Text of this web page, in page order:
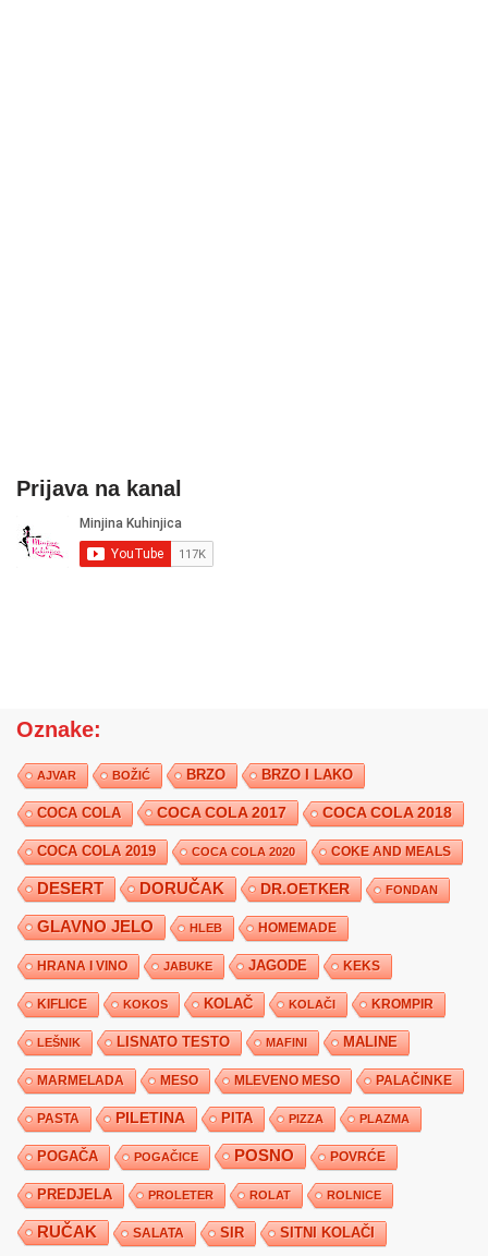
Prijava na kanal
Oznake:
AJVAR BOŽIĆ BRZO BRZO I LAKO
COCA COLA COCA COLA 2017 COCA COLA 2018
COCA COLA 2019 COCA COLA 2020 COKE AND MEALS
DESERT DORUČAK DR.OETKER FONDAN
GLAVNO JELO HLEB HOMEMADE
HRANA I VINO JABUKE JAGODE KEKS
KIFLICE KOKOS KOLAČ KOLAČI KROMPIR
LEŠNIK LISNATO TESTO MAFINI MALINE
MARMELADA MESO MLEVENO MESO PALAČINKE
PASTA PILETINA PITA PIZZA PLAZMA
POGAČA POGAČICE POSNO POVRĆE
PREDJELA PROLETER ROLAT ROLNICE
RUČAK SALATA SIR SITNI KOLAČI